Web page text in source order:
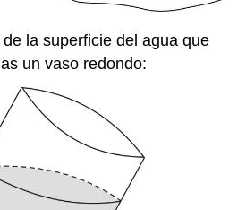
la superficie del agua que
un vaso redondo: